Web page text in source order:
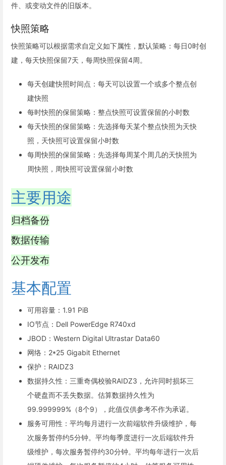
件、或变动文件的旧版本。
快照策略
快照策略可以根据需求自定义如下属性，默认策略：每日0时创
建，每天快照保留7天，每周快照保留4周。
每天创建快照时间点：每天可以设置一个或多个整点创
建快照
每时快照的保留策略：整点快照可设置保留的小时数
每天快照的保留策略：先选择每天某个整点快照为天快
照，天快照可设置保留小时数
每周快照的保留策略：先选择每周某个周几的天快照为
周快照，周快照可设置保留小时数
主要用途
归档备份
数据传输
公开发布
基本配置
可用容量：1.91 PiB
IO节点：Dell PowerEdge R740xd
JBOD：Western Digital Ultrastar Data60
网络：2*25 Gigabit Ethernet
保护：RAIDZ3
数据持久性：三重奇偶校验RAIDZ3，允许同时损坏三
个硬盘而不丢失数据。估算数据持久性为
99.999999%（8个9），此值仅供参考不作为承诺。
服务可用性：平均每月进行一次前端软件升级维护，每
次服务暂停约5分钟。平均每季度进行一次后端软件升
级维护，每次服务暂停约30分钟。平均每年进行一次后